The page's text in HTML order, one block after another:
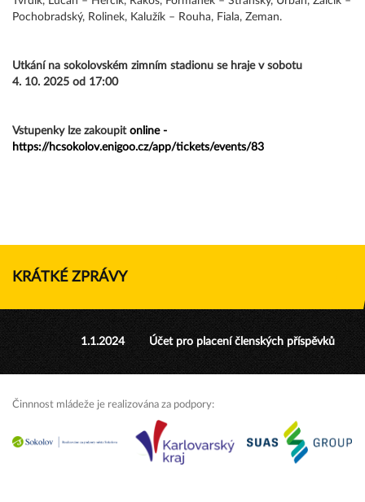
Pochobradský, Rolinek, Kalužík – Rouha, Fiala, Zeman.
Utkání na sokolovském zimním stadionu se hraje v sobotu
4. 10. 2025 od 17:00
Vstupenky lze zakoupit online -
https://hcsokolov.enigoo.cz/app/tickets/events/83
KRÁTKÉ ZPRÁVY
1.1.2024 Účet pro placení členských příspěvků
Činnnost mládeže je realizována za podpory: